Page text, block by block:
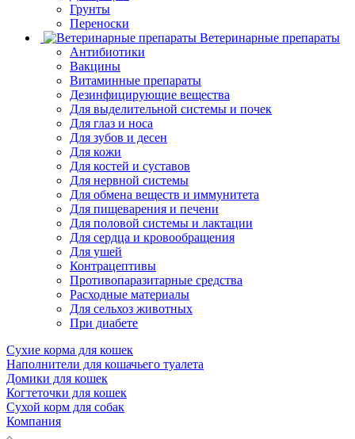
Грунты
Переноски
Ветеринарные препараты
Антибиотики
Вакцины
Витаминные препараты
Дезинфицирующие вещества
Для выделительной системы и почек
Для глаз и носа
Для зубов и десен
Для кожи
Для костей и суставов
Для нервной системы
Для обмена веществ и иммунитета
Для пищеварения и печени
Для половой системы и лактации
Для сердца и кровообращения
Для ушей
Контрацептивы
Противопаразитарные средства
Расходные материалы
Для сельхоз животных
При диабете
Сухие корма для кошек
Наполнители для кошачьего туалета
Домики для кошек
Когтеточки для кошек
Сухой корм для собак
Компания